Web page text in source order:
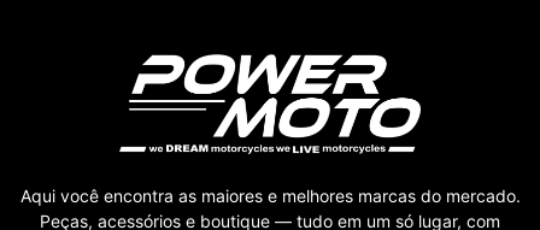
Aqui você encontra as maiores e melhores marcas do mercado.
Peças, acessórios e boutique — tudo em um só lugar, com